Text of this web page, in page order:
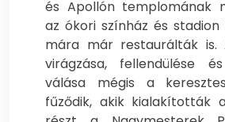
és Apollón templomának
az ókori színház és
mára már restaurálták is.
virágzása, fellendülése
válása mégis a
fűződik, akik kialakították